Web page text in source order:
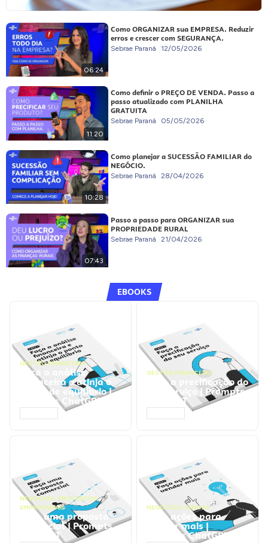
06:24
Como ORGANIZAR sua EMPRESA. Reduzir
erros e crescer com SEGURANÇA.
Sebrae Paraná 12/05/2026
11:20
Como definir o PREÇO DE VENDA. Passo a
passo atualizado com PLANILHA
GRATUITA
Sebrae Paraná 05/05/2026
10:28
Como planejar a SUCESSÃO FAMILIAR do
NEGÓCIO.
Sebrae Paraná 28/04/2026
07:43
Passo a passo para ORGANIZAR sua
PROPRIEDADE RURAL
Sebrae Paraná 21/04/2026
EBOOKS
GESTÃO FINANCEIRA
Faça a análise
financeira e atinja o
ponto de equilíbrio |
Prompts ChatGPT
GESTÃO FINANCEIRA
Faça a precificação do
seu serviço | Prompts
ChatGPT
NEGÓCIOS, PROCESSOS
EMPRESARIAIS
Faça uma proposta
comercial | Prompts
ChatGPT
NEGÓCIOS, VENDAS
Faça ações para
vender mais |
Prompts ChatGPT